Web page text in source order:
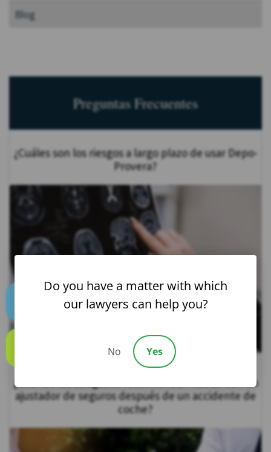
Blog
Preguntas Frecuentes
¿Cuáles son los riesgos a largo plazo de usar Depo-
Provera?
¿Cuándo los abogados recomiendan hablar con un
ajustador de seguros después de un accidente de
coche?
Do you have a matter with which
our lawyers can help you?
No Yes